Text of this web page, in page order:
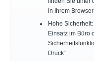
in Ihrem Browser
Hohe
Einsatz im Büro
Druck“